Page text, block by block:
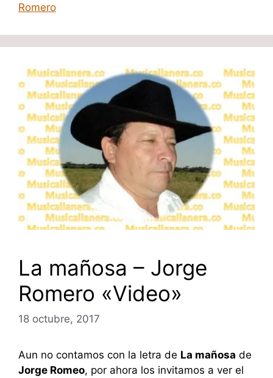
Romero
La mañosa – Jorge
Romero «Video»
18 octubre, 2017
Aun no contamos con la letra de La mañosa de
Jorge Romeo, por ahora los invitamos a ver el